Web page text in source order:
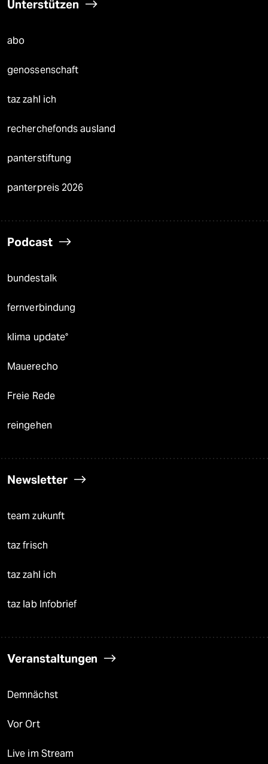
Unterstützen
abo
genossenschaft
taz zahl ich
recherchefonds ausland
panterstiftung
panterpreis 2026
Podcast
bundestalk
fernverbindung
klima update°
Mauerecho
Freie Rede
reingehen
Newsletter
team zukunft
taz frisch
taz zahl ich
taz lab Infobrief
Veranstaltungen
Demnächst
Vor Ort
Live im Stream